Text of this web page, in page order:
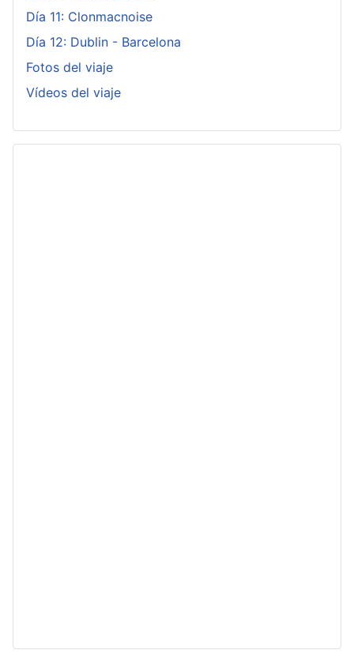
Día 11: Clonmacnoise
Día 12: Dublin - Barcelona
Fotos del viaje
Vídeos del viaje